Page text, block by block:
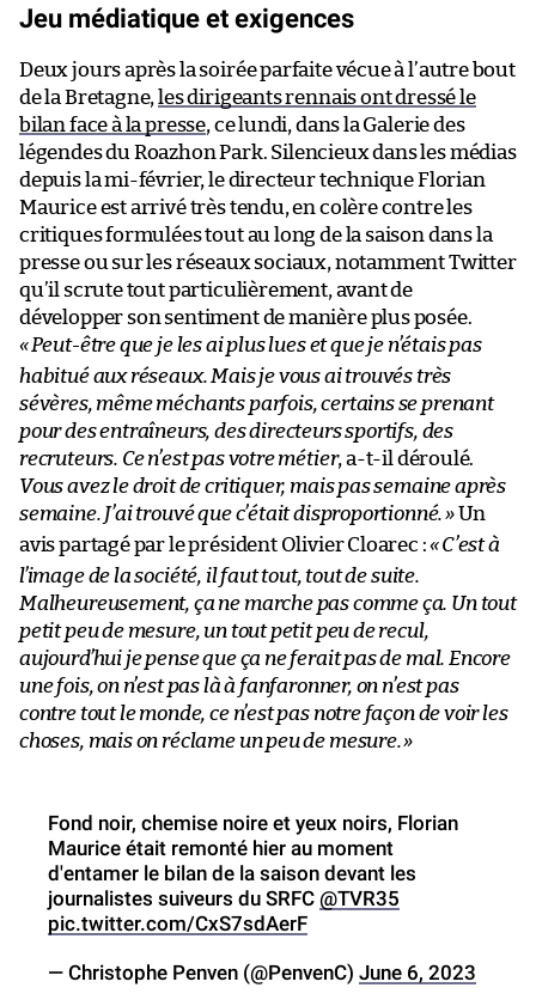
Jeu médiatique et exigences
Deux jours après la soirée parfaite vécue à l’autre bout
de la Bretagne, les dirigeants rennais ont dressé le
bilan face à la presse, ce lundi, dans la Galerie des
légendes du Roazhon Park. Silencieux dans les médias
depuis la mi-février, le directeur technique Florian
Maurice est arrivé très tendu, en colère contre les
critiques formulées tout au long de la saison dans la
presse ou sur les réseaux sociaux, notamment Twitter
qu’il scrute tout particulièrement, avant de
développer son sentiment de manière plus posée.
«Peut-être que je les ai plus lues et que je n’étais pas
habitué aux réseaux. Mais je vous ai trouvés très
sévères, même méchants parfois, certains se prenant
pour des entraîneurs, des directeurs sportifs, des
recruteurs. Ce n’est pas votre métier, a-t-il déroulé.
Vous avez le droit de critiquer, mais pas semaine après
semaine. J’ai trouvé que c’était disproportionné.»Un
avis partagé par le président Olivier Cloarec :«C’est à
l’image de la société, il faut tout, tout de suite.
Malheureusement, ça ne marche pas comme ça. Un tout
petit peu de mesure, un tout petit peu de recul,
aujourd’hui je pense que ça ne ferait pas de mal. Encore
une fois, on n’est pas là à fanfaronner, on n’est pas
contre tout le monde, ce n’est pas notre façon de voir les
choses, mais on réclame un peu de mesure.»
Fond noir, chemise noire et yeux noirs, Florian
Maurice était remonté hier au moment
d'entamer le bilan de la saison devant les
journalistes suiveurs du SRFC @TVR35
pic.twitter.com/CxS7sdAerF
— Christophe Penven (@PenvenC) June 6, 2023